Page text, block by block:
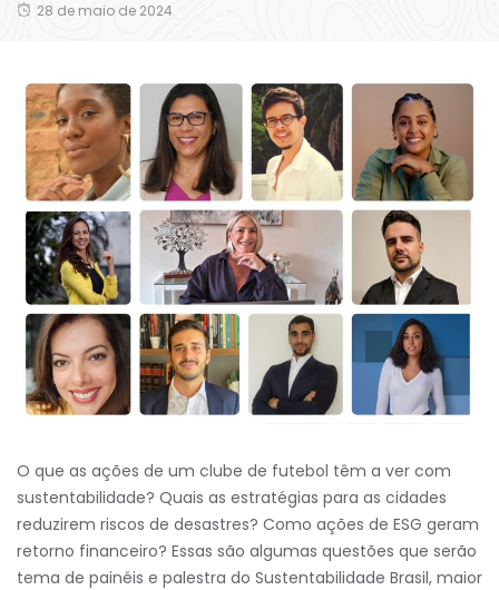
28 de maio de 2024
O que as ações de um clube de futebol têm a ver com
sustentabilidade? Quais as estratégias para as cidades
reduzirem riscos de desastres? Como ações de ESG geram
retorno financeiro? Essas são algumas questões que serão
tema de painéis e palestra do Sustentabilidade Brasil, maior